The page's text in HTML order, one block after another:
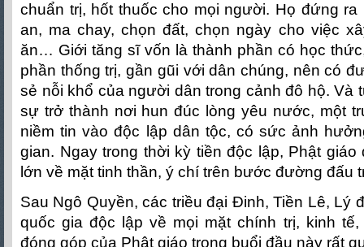
chuẩn trị, hốt thuốc cho mọi người. Họ đứng
an, ma chay, chọn đất, chọn ngày cho việc
ăn… Giới tăng sĩ vốn là thành phần có học
phần thống trị, gần gũi với dân chúng, nên có
sẻ nỗi khổ của người dân trong cảnh đô hộ. Và
sự trở thành nơi hun đúc lòng yêu nước, một
niềm tin vào độc lập dân tộc, có sức ảnh
gian. Ngay trong thời kỳ tiền độc lập, Phật giáo
lớn về mặt tinh thần, ý chí trên bước đường đấu
Sau Ngô Quyền, các triều đại Đinh, Tiền Lê, Lý
quốc gia độc lập về mọi mặt chính trị, kinh
đóng góp của Phật giáo trong buổi đầu này rất